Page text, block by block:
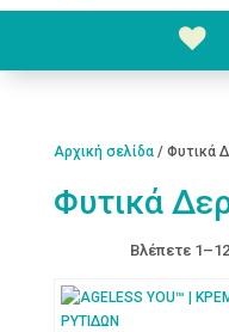
Αρχική σελίδα/ Φυτικά
Φυτικά
Βλέπετε